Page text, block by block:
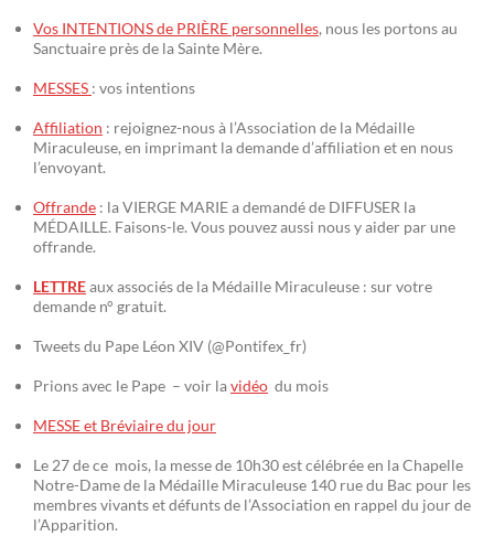
Vos INTENTIONS de PRIÈRE personnelles, nous les portons au
Sanctuaire près de la Sainte Mère.
MESSES : vos intentions
Affiliation : rejoignez-nous à l’Association de la Médaille
Miraculeuse, en imprimant la demande d’affiliation et en nous
l’envoyant.
Offrande : la VIERGE MARIE a demandé de DIFFUSER la
MÉDAILLE. Faisons-le. Vous pouvez aussi nous y aider par une
offrande.
LETTREaux associés de la Médaille Miraculeuse : sur votre
demande n° gratuit.
Tweets du Pape Léon XIV (@Pontifex_fr)
Prions avec le Pape – voir lavidéo du mois
MESSE et Bréviaire du jour
Le 27 de ce mois, la messe de 10h30 est célébrée en la Chapelle
Notre-Dame de la Médaille Miraculeuse 140 rue du Bac pour les
membres vivants et défunts de l’Association en rappel du jour de
l’Apparition.